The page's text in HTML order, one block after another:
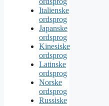
Italienske
ordsprog
Japanske
ordsprog
Kinesiske
ordsprog
Latinske
ordsprog
Norske
ordsprog
Russiske